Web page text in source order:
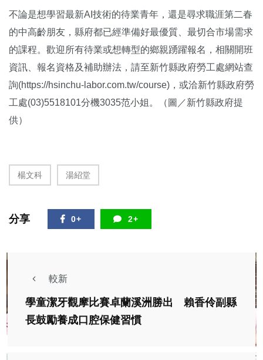
不論是想學習最新AI技術的待業青年，還是尋求職涯第二春
的中高齡朋友，縣府都已經準備好最優質、最切合市場需求
的課程。歡迎所有待業或想轉型的鄉親踴躍報名，相關開班
資訊、報名資格及補助辦法，請至新竹縣政府勞工處網站查
詢(https://hsinchu-labor.com.tw/course)，或洽新竹縣政府勞
工處(03)5518101分機3035范小姐。（圖／新竹縣政府提
供）
楊文科 湯紹堂
分享 0+ 2+
較新
學童潔牙觀摩比賽卓蘭溪洲勝出 賴香伶副縣
長鼓勵養成口腔保健習慣